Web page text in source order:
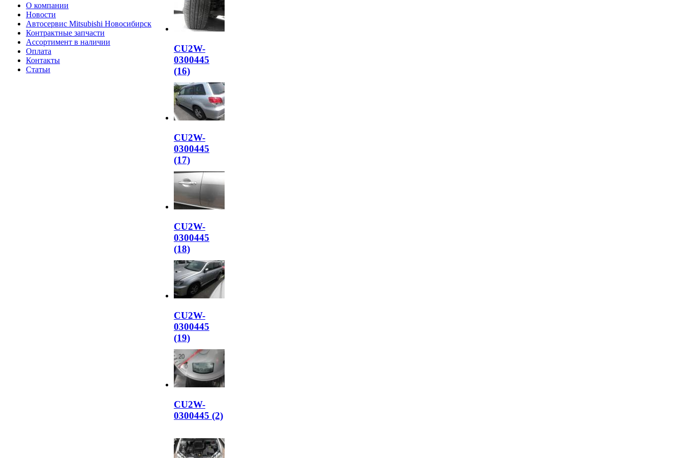
О компании
Новости
Автосервис Mitsubishi Новосибирск
Контрактные запчасти
Ассортимент в наличии
Оплата
Контакты
Статьи
CU2W-
0300445
(16)
CU2W-
0300445
(17)
CU2W-
0300445
(18)
CU2W-
0300445
(19)
CU2W-
0300445 (2)